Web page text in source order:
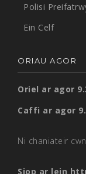
Polisi
Ein Celf
ORIAU AGOR
Oriel ar agor
Caffi ar agor
Ni chaniateir
Siop ar lein